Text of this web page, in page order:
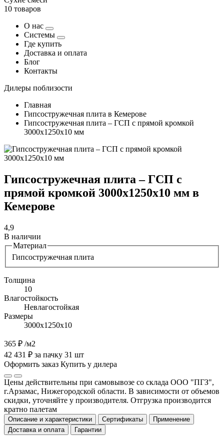
10 товаров
О нас
Системы
Где купить
Доставка и оплата
Блог
Контакты
Дилеры поблизости
Главная
Гипсостружечная плита в Кемерове
Гипсостружечная плита – ГСП с прямой кромкой
3000х1250х10 мм
Гипсостружечная плита – ГСП с
прямой кромкой 3000х1250х10 мм в
Кемерове
4,9
В наличии
Материал
Гипсостружечная плита
Толщина
10
Влагостойкость
Невлагостойкая
Размеры
3000х1250х10
365 ₽ /м2
42 431 ₽ за пачку 31 шт
Оформить заказ Купить у дилера
Цены действительны при самовывозе со склада ООО "ПГЗ",
г.Арзамас, Нижегородской области. В зависимости от объемов
скидки, уточняйте у производителя. Отгрузка производится
кратно палетам
Описание и характеристики Сертификаты
Применение
Доставка и оплата
Гарантии